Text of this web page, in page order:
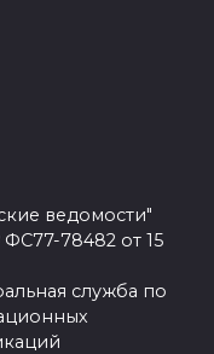
ведомости"
78482 от 15
служба по